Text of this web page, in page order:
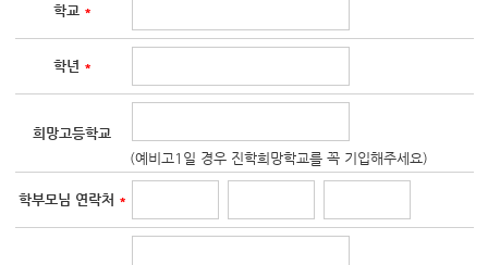
학교 *
학년 *
희망고등학교
(예비고1일 경우 진학희망학교를 꼭 기입해주세요)
학부모님 연락처 *